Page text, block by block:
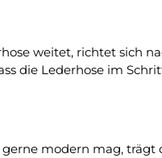
weitet, richtet sich
die Lederhose im
modern mag, trägt